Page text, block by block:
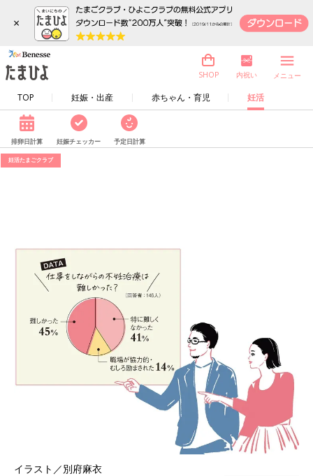
×
TOP 妊娠・出産 赤ちゃん・育児 妊活
SHOP 内祝い メニュー
排卵日計算 妊娠チェッカー 予定日計算
妊活たまごクラブ
イラスト／別府麻衣